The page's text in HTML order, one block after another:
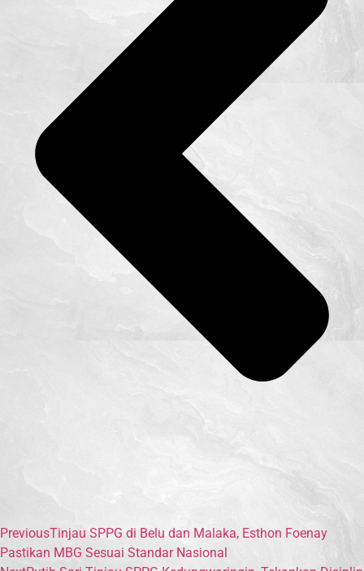
PreviousTinjau SPPG di Belu dan Malaka, Esthon Foenay
Pastikan MBG Sesuai Standar Nasional